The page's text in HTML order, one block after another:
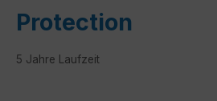
Protection
5 Jahre Laufzeit